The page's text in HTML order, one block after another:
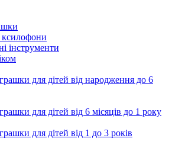
ксилофони
інструменти
для дітей від народження до 6
для дітей від 6 місяців до 1 року
для дітей від 1 до 3 років